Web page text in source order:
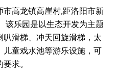
高龙镇高崖村,距洛阳市新
该乐园是以生态开发为主题
滑梯、冲天回旋滑梯，太
儿童戏水池等游乐设施，可
求。